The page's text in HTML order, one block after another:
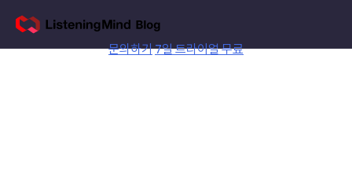
content
문의하기7일 트라이얼 무료